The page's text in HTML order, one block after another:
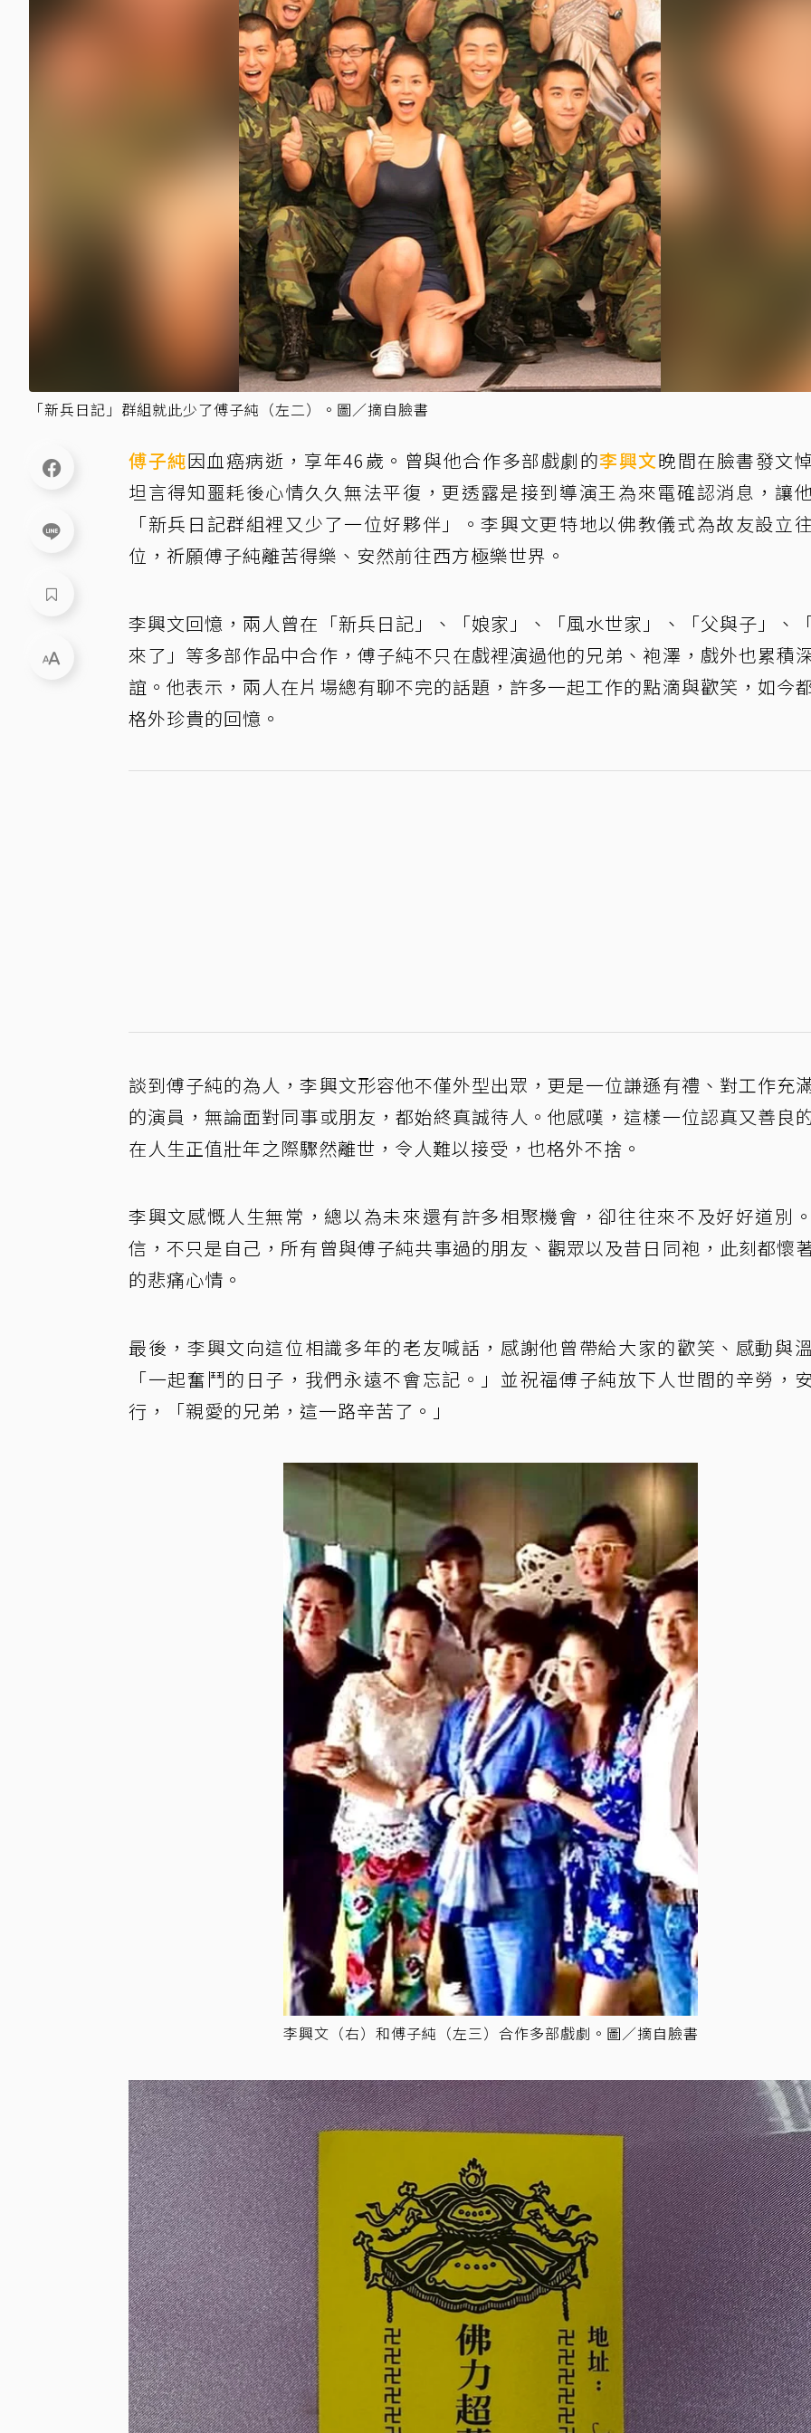
「新兵日記」群組就此少了傅子純（左二）。圖／摘自臉書
傅子純因血癌病逝，享年46歲。曾與他合作多部戲劇的李興文晚間在臉書發文
坦言得知噩耗後心情久久無法平復，更透露是接到導演王為來電確認消息，讓
「新兵日記群組裡又少了一位好夥伴」。李興文更特地以佛教儀式為故友設立
位，祈願傅子純離苦得樂、安然前往西方極樂世界。
李興文回憶，兩人曾在「新兵日記」、「娘家」、「風水世家」、「父與子」、
來了」等多部作品中合作，傅子純不只在戲裡演過他的兄弟、袍澤，戲外也累積
誼。他表示，兩人在片場總有聊不完的話題，許多一起工作的點滴與歡笑，如今
格外珍貴的回憶。
談到傅子純的為人，李興文形容他不僅外型出眾，更是一位謙遜有禮、對工作充
的演員，無論面對同事或朋友，都始終真誠待人。他感嘆，這樣一位認真又善良
在人生正值壯年之際驟然離世，令人難以接受，也格外不捨。
李興文感慨人生無常，總以為未來還有許多相聚機會，卻往往來不及好好道別
信，不只是自己，所有曾與傅子純共事過的朋友、觀眾以及昔日同袍，此刻都懷
的悲痛心情。
最後，李興文向這位相識多年的老友喊話，感謝他曾帶給大家的歡笑、感動與
「一起奮鬥的日子，我們永遠不會忘記。」並祝福傅子純放下人世間的辛勞，
行，「親愛的兄弟，這一路辛苦了。」
李興文（右）和傅子純（左三）合作多部戲劇。圖／摘自臉書